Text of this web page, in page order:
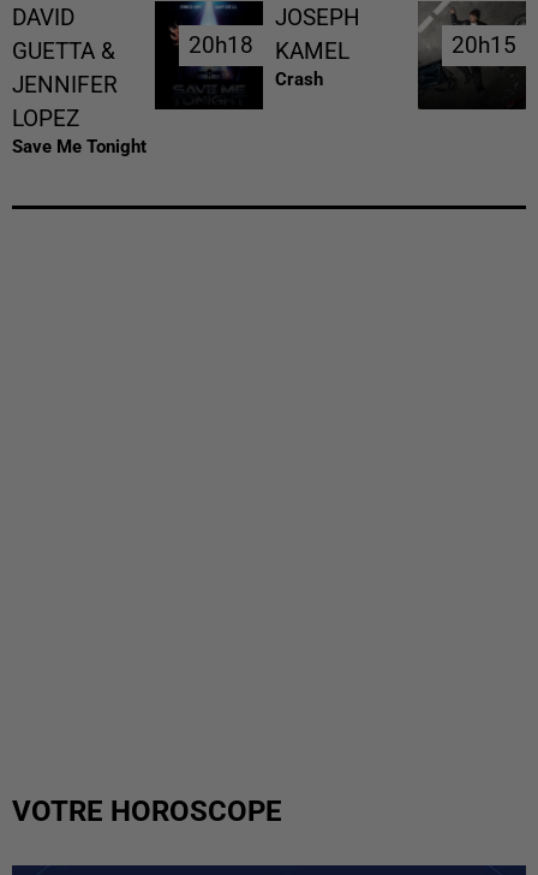
DAVID
GUETTA &
JENNIFER
LOPEZ
Save Me Tonight
20h18
20h18
JOSEPH
KAMEL
Crash
20h15
20h15
VOTRE HOROSCOPE